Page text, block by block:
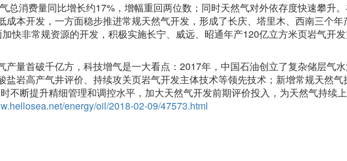
消费量同比增长约17%，增幅重回两位数；同时天然气对外依存度快速攀升
成本开发，一方面稳步推进常规天然气开发，形成了长庆、塔里木、西南三个年
快非常规资源的开发，积极实施长宁、威远、昭通年产120亿立方米页岩气开
量首破千亿方，科技增气是一大看点：2017年，中国石油创立了复杂储层气
盐岩高产气井评价、持续攻关页岩气开发主体技术等领先技术；新增常规天然气
不断提升精细管理和调控水平，加大天然气开发前期评价投入，为天然气持续
energy/oil/2018-02-09/47573.html